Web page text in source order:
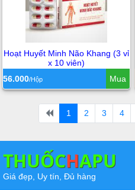
Hoạt Huyết Minh Não Khang (3 vỉ
x 10 viên)
56.000/Hộp Mua
1 2 3 4
THUỐCHAPU
Giá đẹp, Uy tín, Đủ hàng